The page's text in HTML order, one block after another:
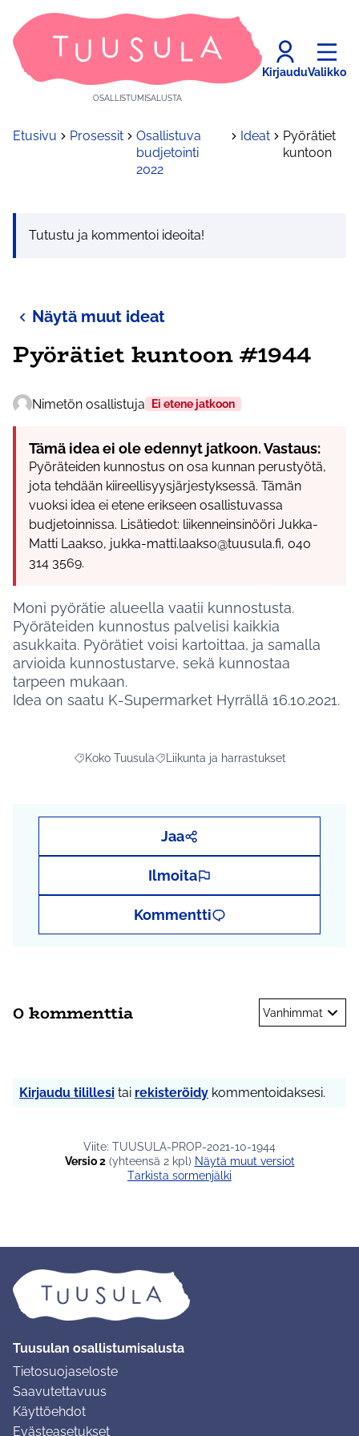
OSALLISTUMISALUSTA
KirjauduValikko
Etusivu Prosessit
Osallistuva
budjetointi
2022
Ideat
Pyörätiet
kuntoon
Tutustu ja kommentoi ideoita!
Näytä muut ideat
Pyörätiet kuntoon #1944
Nimetön osallistuja Ei etene jatkoon
Tämä idea ei ole edennyt jatkoon. Vastaus:
Pyöräteiden kunnostus on osa kunnan perustyötä,
jota tehdään kiireellisyysjärjestyksessä. Tämän
vuoksi idea ei etene erikseen osallistuvassa
budjetoinnissa. Lisätiedot: liikenneinsinööri Jukka-
Matti Laakso, jukka-matti.laakso@tuusula.fi, 040
314 3569.
Moni pyörätie alueella vaatii kunnostusta.
Pyöräteiden kunnostus palvelisi kaikkia
asukkaita. Pyörätiet voisi kartoittaa, ja samalla
arvioida kunnostustarve, sekä kunnostaa
tarpeen mukaan.
Idea on saatu K-Supermarket Hyrrällä 16.10.2021.
Rajaa tulokset aihepiirin mukaan: Koko Tuusula
Koko TuusulaRajaa tulokset teeman mukaan:
Liikunta ja harrastukset
Jaa
Ilmoita
Kommentti
0 kommenttia Vanhimmat
Kirjaudu tilillesi tai rekisteröidy kommentoidaksesi.
Viite: TUUSULA-PROP-2021-10-1944
Versio 2(yhteensä 2 kpl)
näytä muut versiot
Tarkista sormenjälki
Tuusulan osallistumisalusta
Tietosuojaseloste
Saavutettavuus
Käyttöehdot
Evästeasetukset